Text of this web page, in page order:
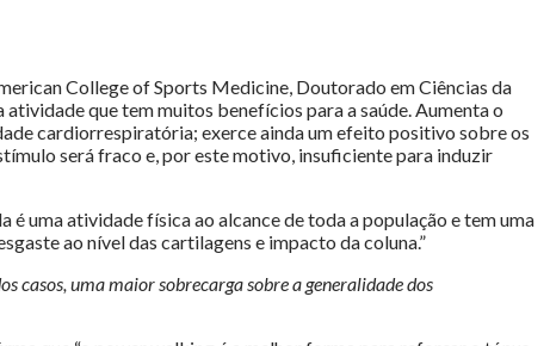
College of Sports Medicine, Doutorado em Ciências da
que tem muitos benefícios para a saúde. Aumenta o
cardiorrespiratória; exerce ainda um efeito positivo sobre os
será fraco e, por este motivo, insuficiente para induzir
uma atividade física ao alcance de toda a população e tem uma
ao nível das cartilagens e impacto da coluna.”
casos, uma maior sobrecarga sobre a generalidade dos